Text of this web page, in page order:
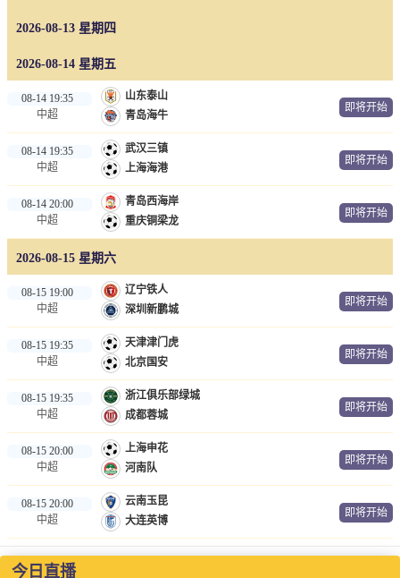
篮球直播
NBA
CBA
足球录像
2026-08-13 星期四
2026-08-14 星期五
08-14 19:35
中超
山东泰山
青岛海牛
即将开始
08-14 19:35
中超
武汉三镇
上海海港
即将开始
08-14 20:00
中超
青岛西海岸
重庆铜梁龙
即将开始
2026-08-15 星期六
08-15 19:00
中超
辽宁铁人
深圳新鹏城
即将开始
08-15 19:35
中超
天津津门虎
北京国安
即将开始
08-15 19:35
中超
浙江俱乐部绿城
成都蓉城
即将开始
08-15 20:00
中超
上海申花
河南队
即将开始
08-15 20:00
中超
云南玉昆
大连英博
即将开始
今日直播